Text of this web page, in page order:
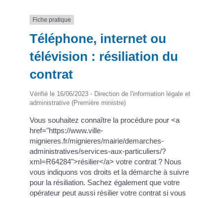
Fiche pratique
Téléphone, internet ou
télévision : résiliation du
contrat
Vérifié le 16/06/2023 - Direction de l'information légale et
administrative (Première ministre)
Vous souhaitez connaître la procédure pour <a
href="https://www.ville-
mignieres.fr/mignieres/mairie/demarches-
administratives/services-aux-particuliers/?
xml=R64284">résilier</a> votre contrat ? Nous
vous indiquons vos droits et la démarche à suivre
pour la résiliation. Sachez également que votre
opérateur peut aussi résilier votre contrat si vous